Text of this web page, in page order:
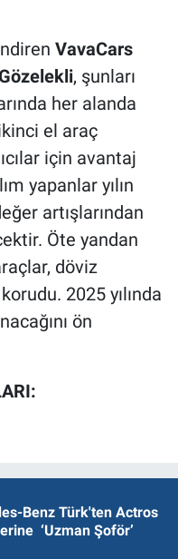
VavaCars
, şunları
her alanda
el araç
için avantaj
yapanlar yılın
artışlarından
Öte yandan
döviz
2025 yılında
ön
Benz Türk'ten Actros
‘Uzman Şoför’